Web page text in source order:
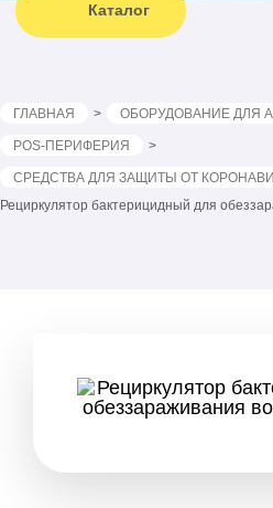
Каталог
ГЛАВНАЯ ОБОРУДОВАНИЕ ДЛЯ
POS-ПЕРИФЕРИЯ
СРЕДСТВА ДЛЯ ЗАЩИТЫ ОТ
Рециркулятор бактерицидный для